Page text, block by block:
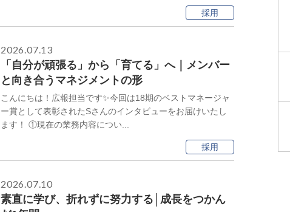
採用
2026.07.13
「自分が頑張る」から「育てる」へ｜メンバー
と向き合うマネジメントの形
こんにちは！広報担当です✨今回は18期のベストマネージャ
ー賞として表彰されたSさんのインタビューをお届けいたし
ます！ ①現在の業務内容につい...
採用
2026.07.10
素直に学び、折れずに努力する│成長をつかん